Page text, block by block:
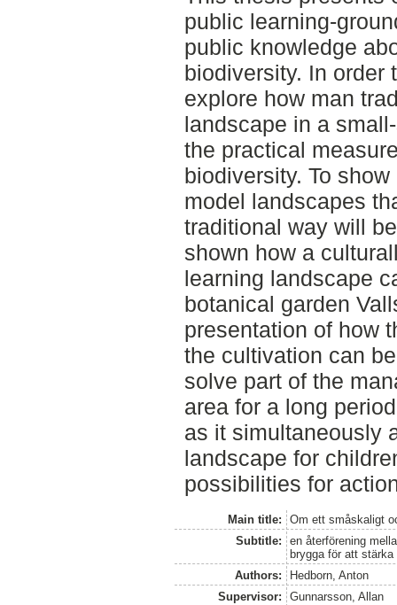
public learning-
public knowledge
biodiversity. In order
explore how man
landscape in a
the practical
biodiversity. To
model landscapes
traditional way will
shown how a
learning landscape
botanical garden
presentation of how
the cultivation can
solve part of the
area for a long
as it simultaneously
landscape for
possibilities for
Main title:
Om ett småskaligt
Subtitle:
en återförening
brygga för att
Authors:
Hedborn, Anton
Supervisor:
Gunnarsson, Allan